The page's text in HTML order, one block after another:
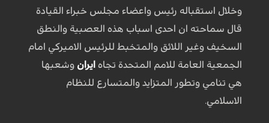
وخلال استقباله رئيس واعضاء مجلس خبراء القيادة
قال سماحته ان احدى اسباب هذه العصبية والنطق
السخيف وغير اللائق والمتخبط للرئيس الاميركي امام
الجمعية العامة للامم المتحدة تجاه ايران وشعبها
هي تنامي وتطور المتزايد والمتسارع للنظام
الاسلامي.